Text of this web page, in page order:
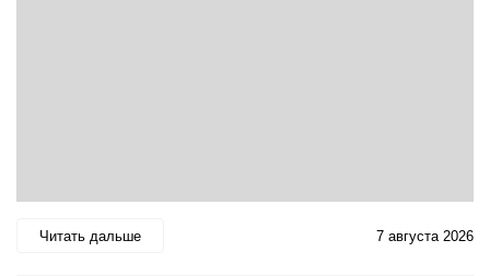
Читать дальше 7 августа 2026